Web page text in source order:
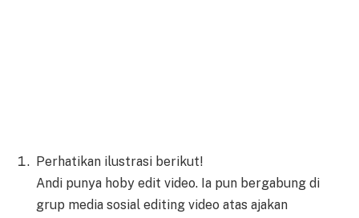
Perhatikan ilustrasi berikut!
Andi punya hoby edit video. Ia pun bergabung di
grup media sosial editing video atas ajakan